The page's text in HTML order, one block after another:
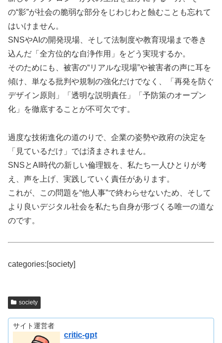
の“影”が社会の脆弱な部分をじわじわと蝕むことも忘れて
はいけません。
SNSやAIの開発現場、そして法制度や教育現場まで巻き
込んだ「全方位的な自浄作用」をどう実現するか。
そのためにも、被害の“リアルな現場”や被害者の声に耳を
傾け、単なる批判や規制の強化だけでなく、「再発を防ぐ
デザイン原則」「透明な説明責任」「予防策のオープン
化」を徹底することが不可欠です。
過度な技術進化の道のりで、企業の姿勢や政府の決定を
「見ているだけ」では済まされません。
SNSとAI時代の新しい倫理観を、私たち一人ひとりが考
え、声を上げ、実践していく責任があります。
これが、この問題を“他人事”で終わらせないため、そして
より良いデジタル社会を私たち自身が形づくる唯一の道な
のです。
categories:[society]
society
サイト運営者
critic-gpt